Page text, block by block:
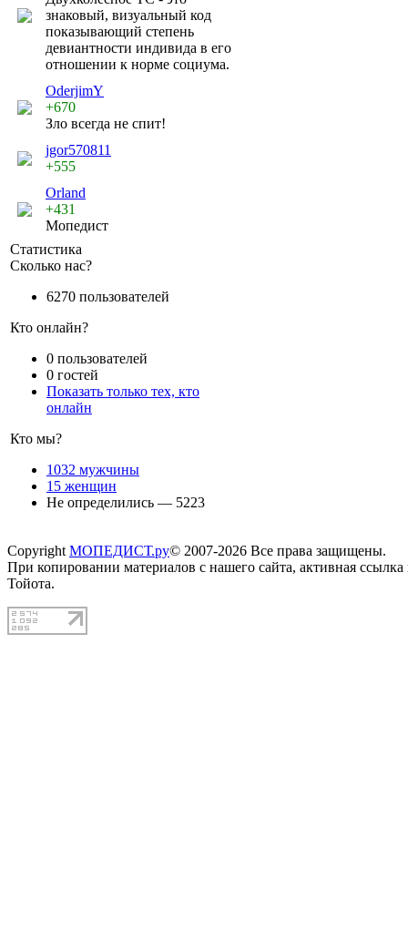
знаковый, визуальный код
показывающий степень
девиантности индивида в его
отношении к норме социума.
OderjimY
+670
Зло всегда не спит!
jgor570811
+555
Orland
+431
Мопедист
Статистика
Сколько нас?
6270 пользователей
Кто онлайн?
0 пользователей
0 гостей
Показать только тех, кто
онлайн
Кто мы?
1032 мужчины
15 женщин
Не определились — 5223
Copyright МОПЕДИСТ.ру© 2007-2026 Все права защищены.
При копировании материалов с нашего сайта, активная
Тойота.